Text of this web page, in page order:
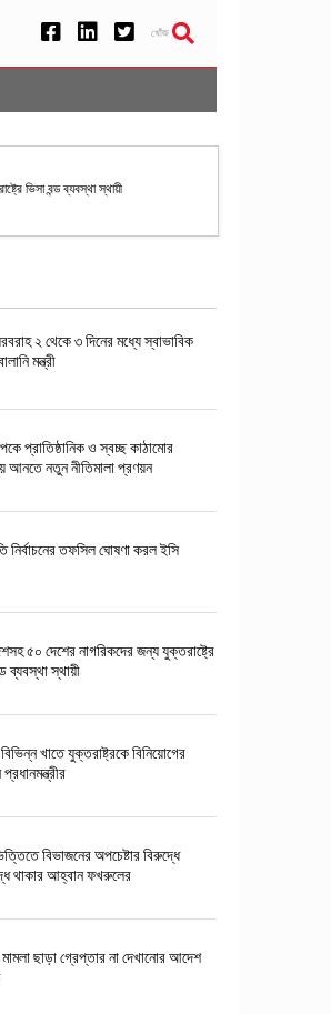
খোঁজ
ভিসা বন্ড ব্যবস্থা স্থায়ী
২ থেকে ৩ দিনের মধ্যে স্বাভাবিক
মন্ত্রী
প্রাতিষ্ঠানিক ও স্বচ্ছ কাঠামোর
নতুন নীতিমালা প্রণয়ন
নির্বাচনের তফসিল ঘোষণা করল ইসি
৫০ দেশের নাগরিকদের জন্য যুক্তরাষ্ট্রে
ব্যবস্থা স্থায়ী
খাতে যুক্তরাষ্ট্রকে বিনিয়োগের
বিভাজনের অপচেষ্টার বিরুদ্ধে
থাকার আহ্বান ফখরুলের
মামলা ছাড়া গ্রেপ্তার না দেখানোর আদেশ